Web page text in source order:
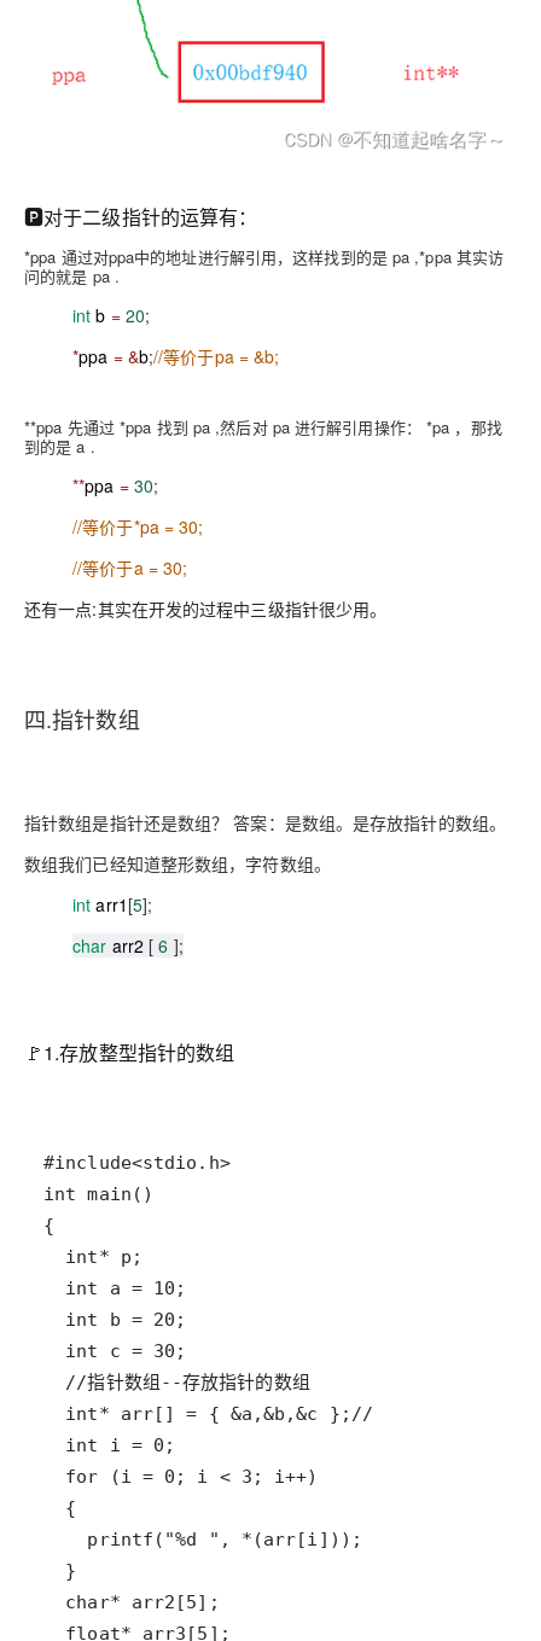
🅿️对于二级指针的运算有：
*ppa 通过对ppa中的地址进行解引用，这样找到的是 pa ,*ppa 其实访
问的就是 pa .
intb = 20;
*ppa = &b;//等价于pa = &b;
**ppa 先通过*ppa 找到 pa ,然后对 pa进行解引用操作： *pa ，那找
到的是a .
**ppa = 30;
//等价于*pa = 30;
//等价于a = 30;
还有一点:其实在开发的过程中三级指针很少用。
四.指针数组
指针数组是指针还是数组？ 答案：是数组。是存放指针的数组。
数组我们已经知道整形数组，字符数组。
intarr1 [5];
char arr2 [ 6 ];
🚩1.存放整型指针的数组
#include<stdio.h>